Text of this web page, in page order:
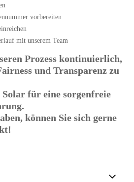
vorbereiten
mit unserem Team
Prozess kontinuierlich,
und Transparenz zu
für eine sorgenfreie
können Sie sich gerne